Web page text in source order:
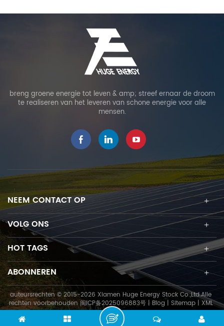
breng groene energie tot leven & amp; streef ernaar de droom
te realiseren van het leveren van schone energie voor alle
mensen.
NEEM CONTACT OP
VOLG ONS
HOT TAGS
ABONNEREN
auteursrechten © 2015-2026 Xiamen Huge Energy Stock Co.,Ltd.Alle
rechten voorbehouden 闽ICP备2025096883号|Blog | Sitemap| XML